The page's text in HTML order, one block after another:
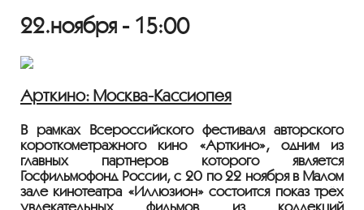
Фильм представит президент фестиваля «Арткино»
Тютин Сергей Викторович.
Фильм демонстрируется с цифрового носителя из
Режиссер: Павел Клушанцев
В ролях: Георгий Соловьёв, Леонид Хмара, Георгий
Кулбуш
Трудный путь познания прошёл на своей планете
человек, он всегда стремился проникнуть туда, где
ещё не был, узнать то, что ещё не знал. Несмотря
22.ноября - 15:00
Арткино: Москва-Кассиопея
В рамках Всероссийского фестиваля авторского
короткометражного кино «Арткино», одним из
главных партнеров которого является
Госфильмофонд России, с 20 по 22 ноября в Малом
зале кинотеатра «Иллюзион» состоится показ трёх
увлекательных фильмов из коллекций